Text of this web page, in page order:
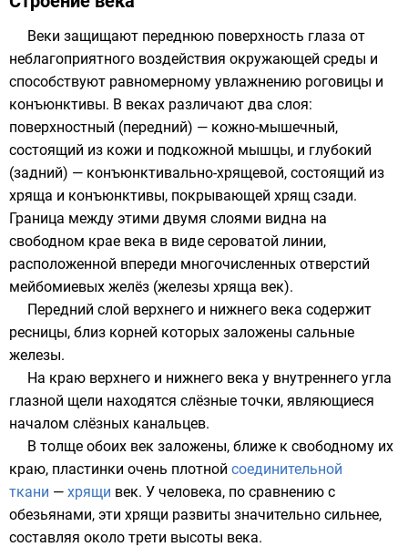
Веки защищают переднюю поверхность глаза от
неблагоприятного воздействия окружающей среды и
способствуют равномерному увлажнению роговицы и
конъюнктивы. В веках различают два слоя:
поверхностный (передний) — кожно-мышечный,
состоящий из кожи и подкожной мышцы, и глубокий
(задний) — конъюнктивально-хрящевой, состоящий из
хряща и конъюнктивы, покрывающей хрящ сзади.
Граница между этими двумя слоями видна на
свободном крае века в виде сероватой линии,
расположенной впереди многочисленных отверстий
мейбомиевых желёз (железы хряща век).
Передний слой верхнего и нижнего века содержит
ресницы, близ корней которых заложены сальные
железы.
На краю верхнего и нижнего века у внутреннего угла
глазной щели находятся слёзные точки, являющиеся
началом слёзных канальцев.
В толще обоих век заложены, ближе к свободному их
краю, пластинки очень плотной соединительной
ткани — хрящи век. У человека, по сравнению с
обезьянами, эти хрящи развиты значительно сильнее,
составляя около трети высоты века.